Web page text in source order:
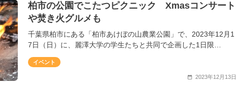
柏市の公園でこたつピクニック Xmasコンサート
や焚き火グルメも
千葉県柏市にある「柏市あけぼの山農業公園」で、2023年12月1
7日（日）に、麗澤大学の学生たちと共同で企画した1日限…
イベント
2023年12月13日